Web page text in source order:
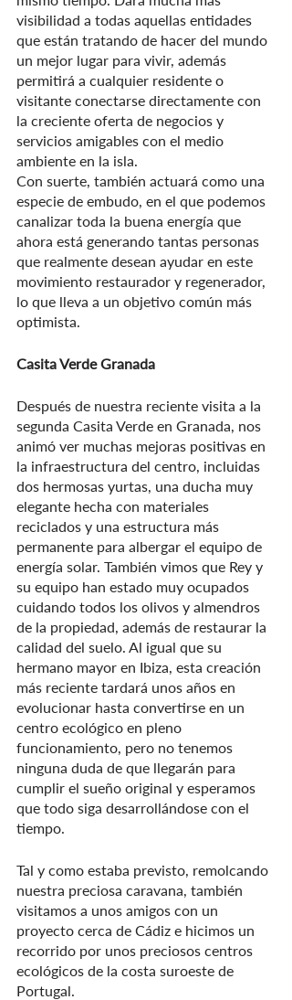
visibilidad a todas aquellas entidades
que están tratando de hacer del mundo
un mejor lugar para vivir, además
permitirá a cualquier residente o
visitante conectarse directamente con
la creciente oferta de negocios y
servicios amigables con el medio
ambiente en la isla.
Con suerte, también actuará como una
especie de embudo, en el que podemos
canalizar toda la buena energía que
ahora está generando tantas personas
que realmente desean ayudar en este
movimiento restaurador y regenerador,
lo que lleva a un objetivo común más
optimista.
Casita Verde Granada
Después de nuestra reciente visita a la
segunda Casita Verde en Granada, nos
animó ver muchas mejoras positivas en
la infraestructura del centro, incluidas
dos hermosas yurtas, una ducha muy
elegante hecha con materiales
reciclados y una estructura más
permanente para albergar el equipo de
energía solar. También vimos que Rey y
su equipo han estado muy ocupados
cuidando todos los olivos y almendros
de la propiedad, además de restaurar la
calidad del suelo. Al igual que su
hermano mayor en Ibiza, esta creación
más reciente tardará unos años en
evolucionar hasta convertirse en un
centro ecológico en pleno
funcionamiento, pero no tenemos
ninguna duda de que llegarán para
cumplir el sueño original y esperamos
que todo siga desarrollándose con el
tiempo.
Tal y como estaba previsto, remolcando
nuestra preciosa caravana, también
visitamos a unos amigos con un
proyecto cerca de Cádiz e hicimos un
recorrido por unos preciosos centros
ecológicos de la costa suroeste de
Portugal.